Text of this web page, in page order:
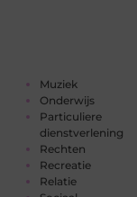
Muziek
Onderwijs
Particuliere
dienstverlening
Rechten
Recreatie
Relatie